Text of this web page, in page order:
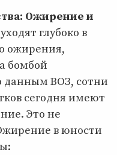
Ожирение и
глубоко в
ожирения,
бомбой
данным ВОЗ, сотни
сегодня имеют
Это не
в юности